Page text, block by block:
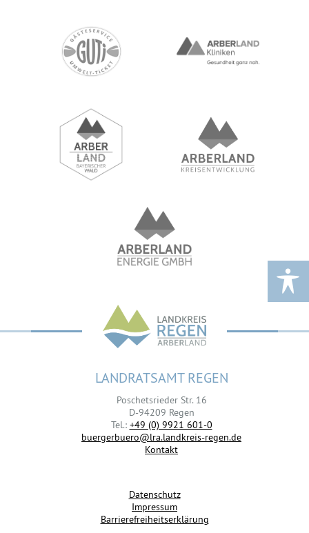
LANDRATSAMT REGEN
Poschetsrieder Str. 16
D-94209 Regen
Tel.: +49 (0) 9921 601-0
buergerbuero@lra.landkreis-regen.de
Kontakt
Datenschutz
Impressum
Barrierefreiheitserklärung